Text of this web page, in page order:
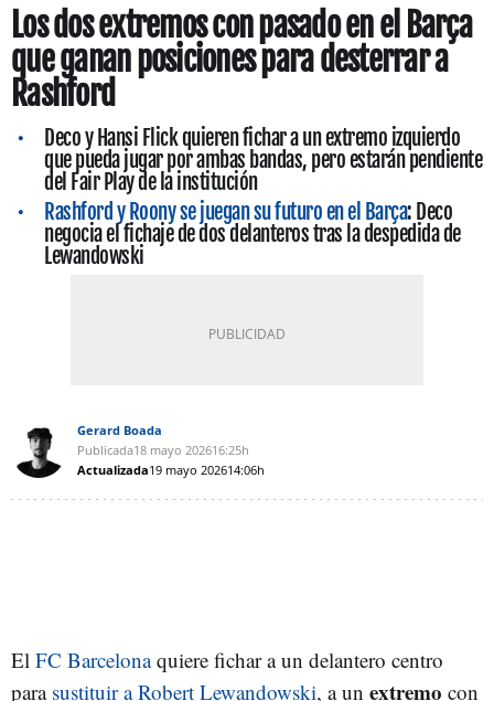
Los dos extremos con pasado en el Barça
que ganan posiciones para desterrar a
Rashford
Deco y Hansi Flick quieren fichar a un extremo izquierdo
que pueda jugar por ambas bandas, pero estarán pendiente
del Fair Play de la institución
Rashford y Roony se juegan su futuro en el Barça: Deco
negocia el fichaje de dos delanteros tras la despedida de
Lewandowski
Gerard Boada
Publicada18 mayo 202616:25h
Actualizada19 mayo 202614:06h
El FC Barcelonaquiere fichar a un delantero centro
para sustituir a Robert Lewandowski, a un extremo con